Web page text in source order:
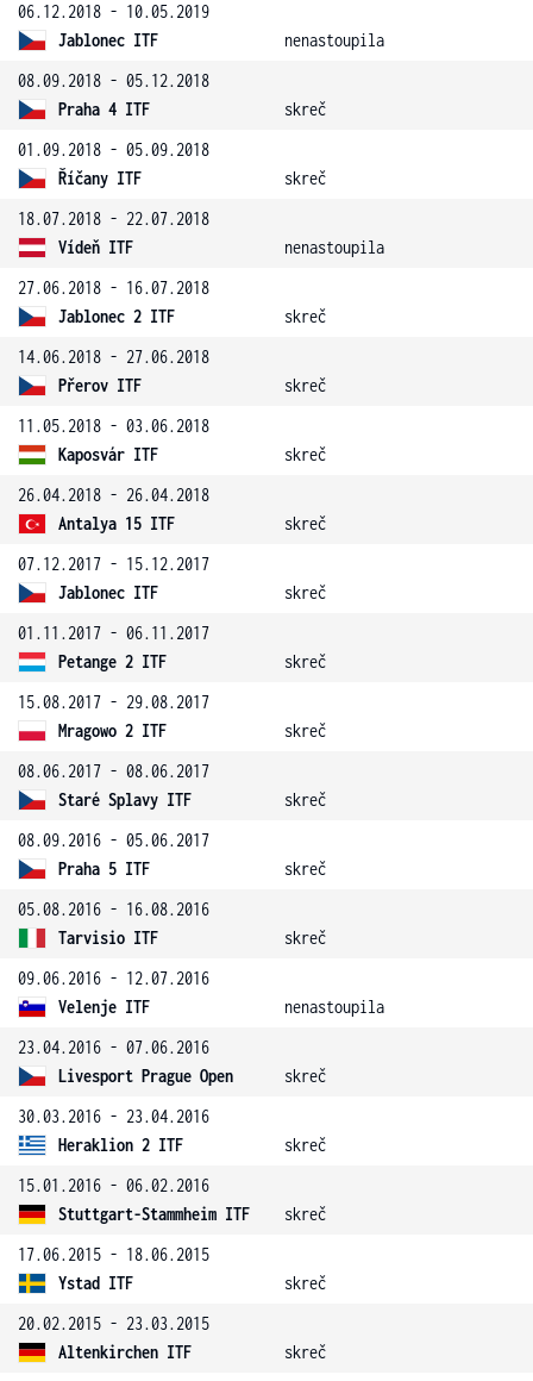
06.12.2018 - 10.05.2019
Jablonec ITF
nenastoupila
08.09.2018 - 05.12.2018
Praha 4 ITF
skreč
01.09.2018 - 05.09.2018
Říčany ITF
skreč
18.07.2018 - 22.07.2018
Vídeň ITF
nenastoupila
27.06.2018 - 16.07.2018
Jablonec 2 ITF
skreč
14.06.2018 - 27.06.2018
Přerov ITF
skreč
11.05.2018 - 03.06.2018
Kaposvár ITF
skreč
26.04.2018 - 26.04.2018
Antalya 15 ITF
skreč
07.12.2017 - 15.12.2017
Jablonec ITF
skreč
01.11.2017 - 06.11.2017
Petange 2 ITF
skreč
15.08.2017 - 29.08.2017
Mragowo 2 ITF
skreč
08.06.2017 - 08.06.2017
Staré Splavy ITF
skreč
08.09.2016 - 05.06.2017
Praha 5 ITF
skreč
05.08.2016 - 16.08.2016
Tarvisio ITF
skreč
09.06.2016 - 12.07.2016
Velenje ITF
nenastoupila
23.04.2016 - 07.06.2016
Livesport Prague Open
skreč
30.03.2016 - 23.04.2016
Heraklion 2 ITF
skreč
15.01.2016 - 06.02.2016
Stuttgart-Stammheim ITF
skreč
17.06.2015 - 18.06.2015
Ystad ITF
skreč
20.02.2015 - 23.03.2015
Altenkirchen ITF
skreč